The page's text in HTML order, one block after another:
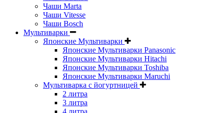
Чаши Marta
Чаши Vitesse
Чаши Bosch
Мультиварки
Японские Мультиварки
Японские Мультиварки Panasonic
Японские Мультиварки Hitachi
Японские Мультиварки Toshiba
Японские Мультиварки Maruchi
Мультиварка с йогуртницей
2 литра
3 литра
4 литра